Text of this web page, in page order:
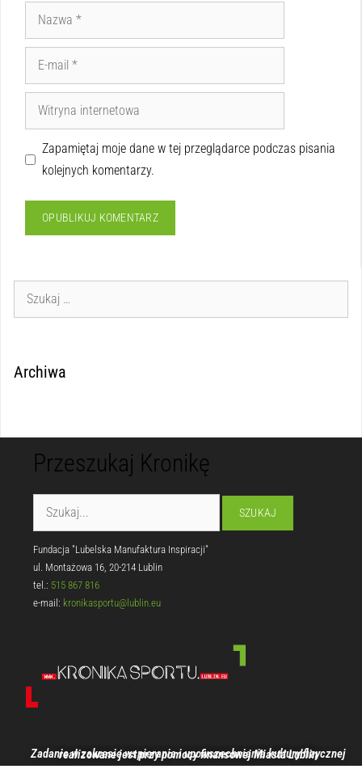
Zapamiętaj moje dane w tej przeglądarce podczas pisania
kolejnych komentarzy.
Archiwa
Przeszukaj Kronikę
Fundacja "Lubelska Manufaktura Inspiracji"
ul. Montażowa 16, 20-214 Lublin
tel.: 515 867 816
e-mail: kronikasportu@lublin.eu
Zadanie w zakresie wspierania i upowszechniania kultury fizycznej realizowane jest przy pomocy finansowej Miasta Lublin